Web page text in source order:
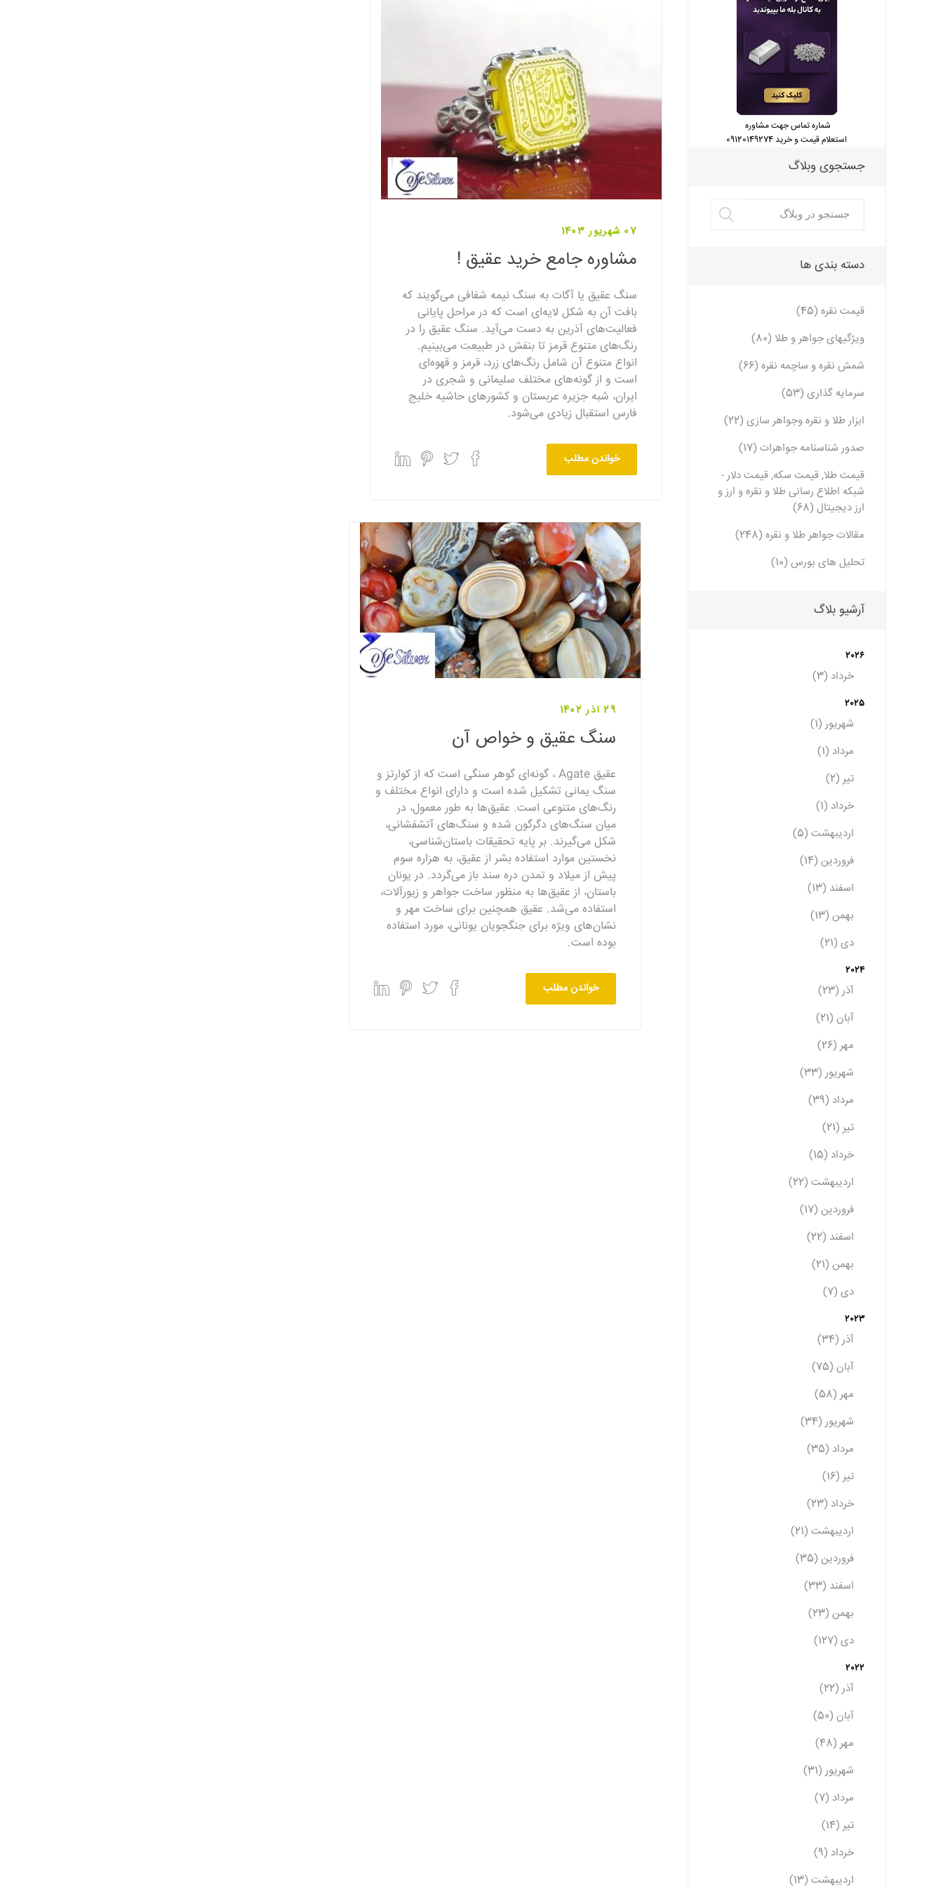
07 شهریور 1403
مشاوره جامع خرید عقیق !
سنگ عقیق یا آگات به سنگ نیمه شفافی می‌گویند که
بافت آن به شکل لایه‌ای است که در مراحل پایانی
فعالیت‌های آذرین به دست می‌آید. سنگ عقیق را در
رنگ‌های متنوع قرمز تا بنفش در طبیعت می‌بینیم.
انواع متنوع آن شامل رنگ‌های زرد، قرمز و قهوه‌ای
است و از گونه‌های مختلف سلیمانی و شجری در
ایران، شبه جزیره عربستان و کشورهای حاشیه خلیج
فارس استقبال زیادی می‌شود.
خواندن مطلب
29 آذر 1402
سنگ عقیق و خواص آن
عقیق Agate ، گونه‌ای گوهر سنگی است که از کوارتز و
سنگ یمانی تشکیل شده است و دارای انواع مختلف و
رنگ‌های متنوعی است. عقیق‌ها به طور معمول، در
میان سنگ‌های دگرگون شده و سنگ‌های آتشفشانی،
شکل می‌گیرند. بر پایه تحقیقات باستان‌شناسی،
نخستین موارد استفاده بشر از عقیق، به هزاره سوم
پیش از میلاد و تمدن دره سند باز می‌گردد. در یونان
باستان، از عقیق‌ها به منظور ساخت جواهر و زیورآلات،
استفاده می‌شد. عقیق همچنین برای ساخت مهر و
نشان‌های ویژه برای جنگجویان یونانی، مورد استفاده
بوده است.
خواندن مطلب
شماره تماس جهت مشاوره
استعلام قیمت و خرید 09120149274
جستجوی وبلاگ
دسته بندی ها
قیمت نقره (45)
ویژگیهای جواهر و طلا (80)
شمش نقره و ساچمه نقره (66)
سرمایه گذاری (53)
ابزار طلا و نقره وجواهر سازی (22)
صدور شناسنامه جواهرات (17)
قیمت طلا, قیمت سکه, قیمت دلار -
شبکه اطلاع رسانی طلا و نقره و ارز و
ارز دیجیتال (68)
مقالات جواهر طلا و نقره (248)
تحلیل های بورس (10)
آرشیو بلاگ
2026
خرداد (3)
2025
شهریور (1)
مرداد (1)
تیر (2)
خرداد (1)
اردیبهشت (5)
فروردین (14)
اسفند (13)
بهمن (13)
دی (21)
2024
آذر (23)
آبان (21)
مهر (26)
شهریور (33)
مرداد (39)
تیر (21)
خرداد (15)
اردیبهشت (22)
فروردین (17)
اسفند (22)
بهمن (21)
دی (7)
2023
آذر (34)
آبان (75)
مهر (58)
شهریور (34)
مرداد (35)
تیر (16)
خرداد (23)
اردیبهشت (21)
فروردین (35)
اسفند (33)
بهمن (23)
دی (127)
2022
آذر (22)
آبان (50)
مهر (48)
شهریور (31)
مرداد (7)
تیر (14)
خرداد (9)
اردیبهشت (13)